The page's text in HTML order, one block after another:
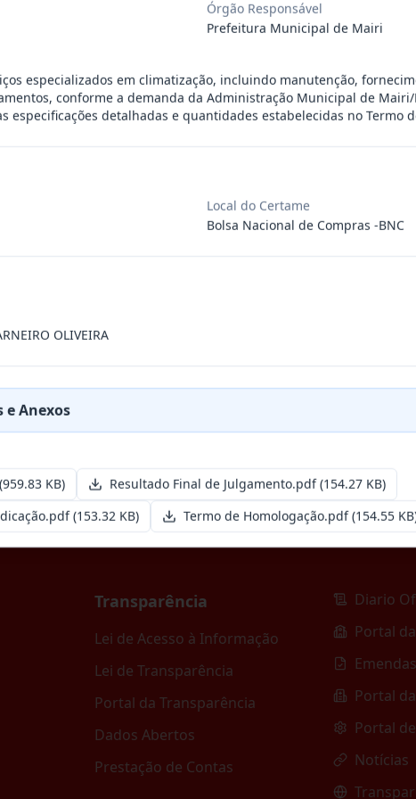
aquisição de materiais de construção...
aquisição de materiais elétricos para...
aquisição de insumos farmacêuticos e ...
jurídica para prestação de serviços
jurídicas especializadas para a pr
especializada para pavimentação em pa
Transparência
Lei de Acesso à Informação
Lei de Transparência
Portal da Transparência
Dados Abertos
Prestação de Contas
Diario
Portal
Portal
Portal
Notícias
Órgão Responsável
Prefeitura Municipal de Mairi
especializados em climatização, incluindo manutenção,
conforme a demanda da Administração Municipal de Mairi/
especificações detalhadas e quantidades estabelecidas no Termo
Local do Certame
Bolsa Nacional de Compras -BNC
OLIVEIRA
e Anexos
KB) Resultado Final de Julgamento.pdf(154.27 KB)
(153.32 KB) Termo de Homologação.pdf(154.55